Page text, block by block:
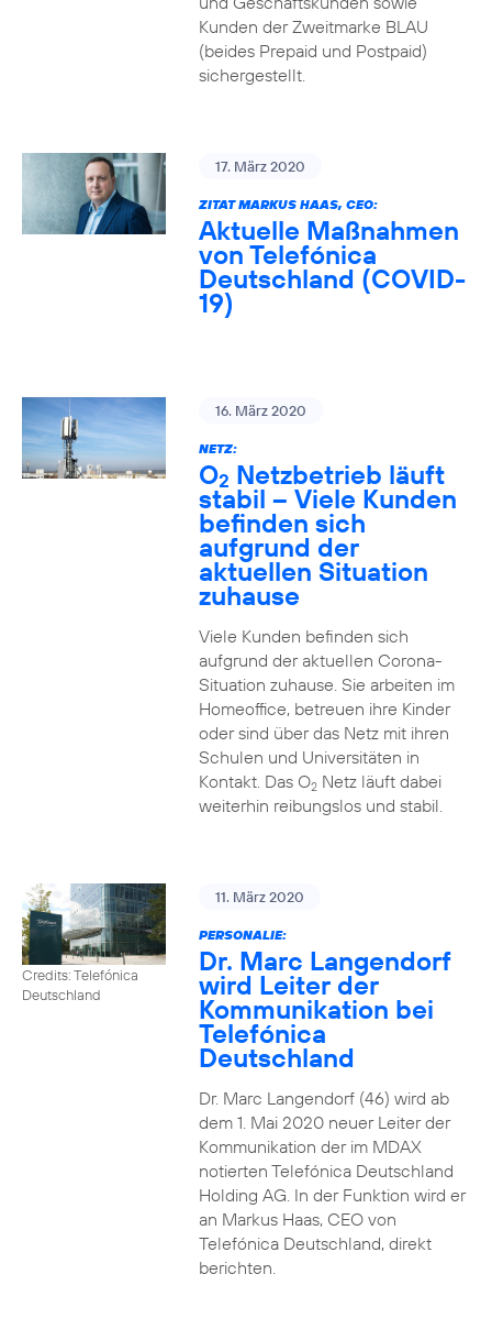
Kunden der Zweitmarke BLAU
(beides Prepaid und Postpaid)
sichergestellt.
17. März 2020
ZITAT MARKUS HAAS, CEO:
Aktuelle Maßnahmen
von Telefónica
Deutschland (COVID-
19)
16. März 2020
NETZ:
O2 Netzbetrieb läuft
stabil – Viele Kunden
befinden sich
aufgrund der
aktuellen Situation
zuhause
Viele Kunden befinden sich
aufgrund der aktuellen Corona-
Situation zuhause. Sie arbeiten im
Homeoffice, betreuen ihre Kinder
oder sind über das Netz mit ihren
Schulen und Universitäten in
Kontakt. Das O2Netz läuft dabei
weiterhin reibungslos und stabil.
Credits: Telefónica
Deutschland
11. März 2020
PERSONALIE:
Dr. Marc Langendorf
wird Leiter der
Kommunikation bei
Telefónica
Deutschland
Dr. Marc Langendorf (46) wird ab
dem 1. Mai 2020 neuer Leiter der
Kommunikation der im MDAX
notierten Telefónica Deutschland
Holding AG. In der Funktion wird er
an Markus Haas, CEO von
Telefónica Deutschland, direkt
berichten.